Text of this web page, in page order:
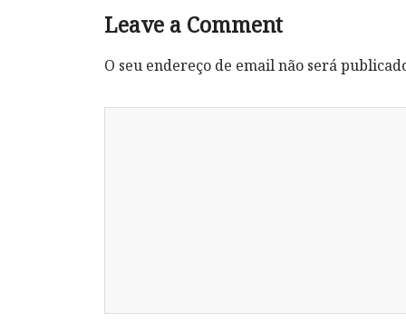
Leave a Comment
O seu endereço de email não será